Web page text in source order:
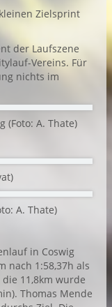
Zielsprint
der Laufszene
Vereins. Für
nichts im
(Foto: A. Thate)
A. Thate)
in Coswig
nach 1:58,37h als
11,8km wurde
Thomas Mende